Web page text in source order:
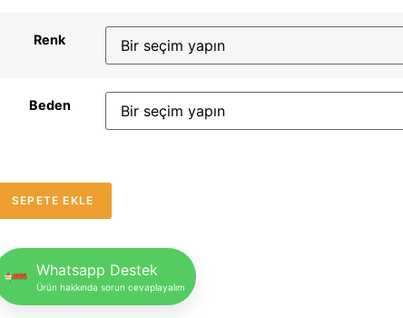
Renk
Beden
SEPETE EKLE
Whatsapp Destek
Ürün hakkında sorun cevaplayalım